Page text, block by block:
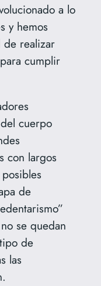
a lo
y hemos
de realizar
cumplir
cuerpo
con largos
de
se quedan
de
las